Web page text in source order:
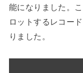
能になりました。
ロットするレコー
りました。